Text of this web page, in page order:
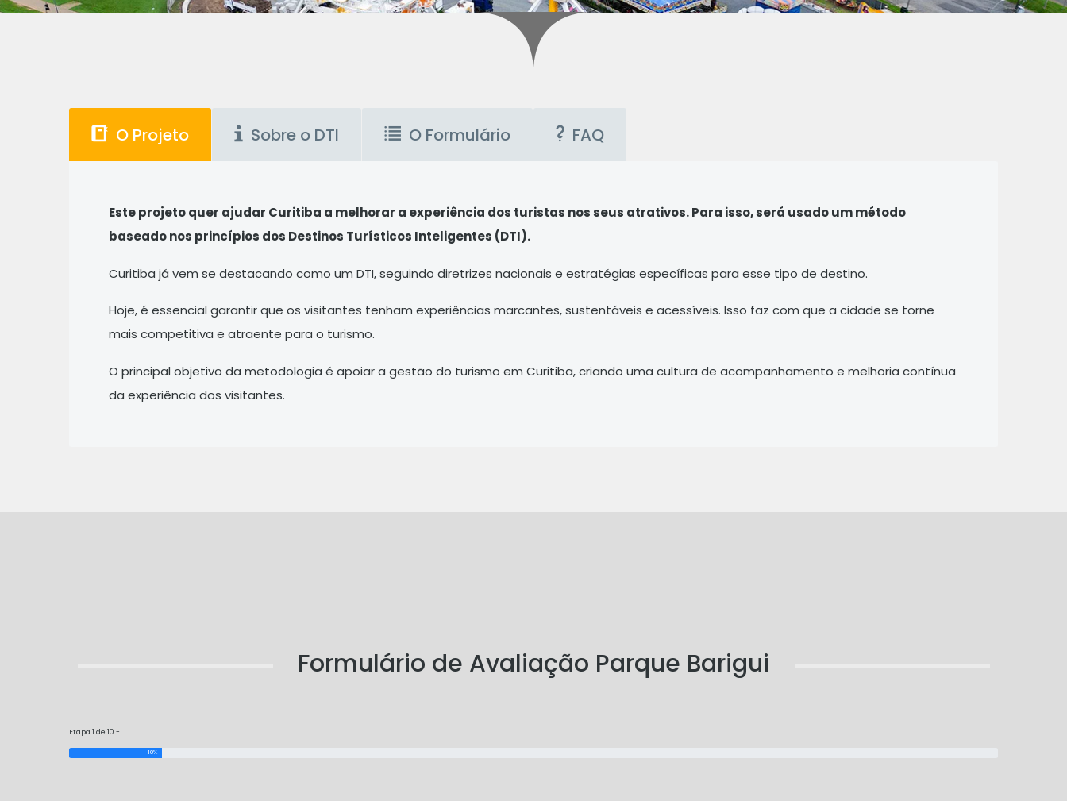
O Projeto Sobre o DTI O Formulário FAQ
Este projeto quer ajudar Curitiba a melhorar a experiência dos turistas nos seus atrativos. Para isso, será usado um método
baseado nos princípios dos Destinos Turísticos Inteligentes (DTI).
Curitiba já vem se destacando como um DTI, seguindo diretrizes nacionais e estratégias específicas para esse tipo de destino.
Hoje, é essencial garantir que os visitantes tenham experiências marcantes, sustentáveis e acessíveis. Isso faz com que a cidade se torne
mais competitiva e atraente para o turismo.
O principal objetivo da metodologia é apoiar a gestão do turismo em Curitiba, criando uma cultura de acompanhamento e melhoria contínua
da experiência dos visitantes.
Formulário de Avaliação Parque Barigui
Etapa 1 de 10 -
10%